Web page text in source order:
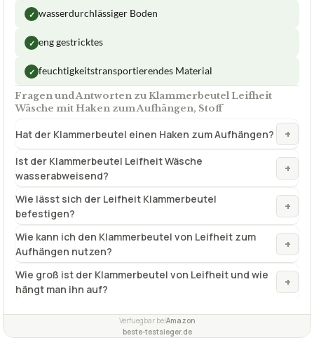
✓ wasserdurchlässiger Boden
✓ eng gestricktes
✓ feuchtigkeitstransportierendes Material
Fragen und Antworten zu Klammerbeutel Leifheit
Wäsche mit Haken zum Aufhängen, Stoff
Hat der Klammerbeutel einen Haken zum Aufhängen? +
Ist der Klammerbeutel Leifheit Wäsche
wasserabweisend?
+
Wie lässt sich der Leifheit Klammerbeutel
befestigen?
+
Wie kann ich den Klammerbeutel von Leifheit zum
Aufhängen nutzen?
+
Wie groß ist der Klammerbeutel von Leifheit und wie
hängt man ihn auf?
+
Verfuegbar beiAmazon
beste-testsieger.de